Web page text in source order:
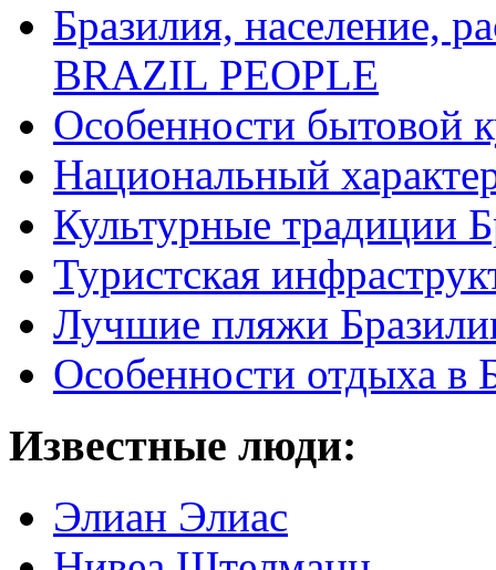
Бразилия, население,
BRAZIL PEOPLE
Особенности бытовой
Национальный
Культурные традиции
Туристская
Лучшие пляжи
Особенности отдыха в
Известные люди:
Элиан Элиас